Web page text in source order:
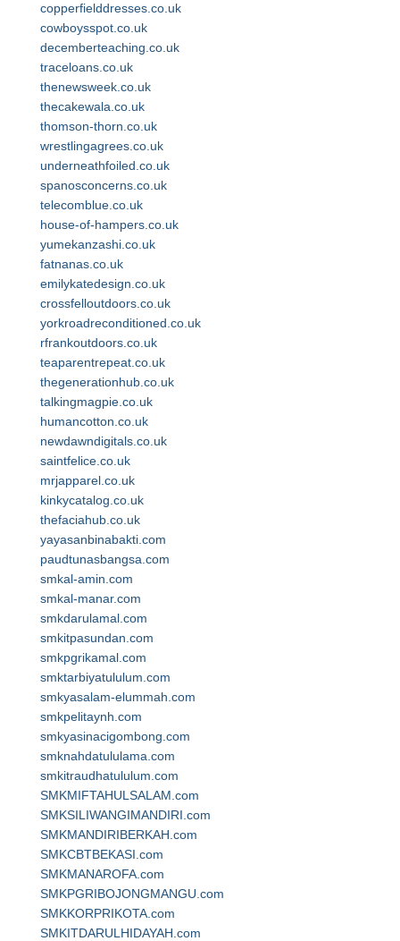
copperfielddresses.co.uk
cowboysspot.co.uk
decemberteaching.co.uk
traceloans.co.uk
thenewsweek.co.uk
thecakewala.co.uk
thomson-thorn.co.uk
wrestlingagrees.co.uk
underneathfoiled.co.uk
spanosconcerns.co.uk
telecomblue.co.uk
house-of-hampers.co.uk
yumekanzashi.co.uk
fatnanas.co.uk
emilykatedesign.co.uk
crossfelloutdoors.co.uk
yorkroadreconditioned.co.uk
rfrankoutdoors.co.uk
teaparentrepeat.co.uk
thegenerationhub.co.uk
talkingmagpie.co.uk
humancotton.co.uk
newdawndigitals.co.uk
saintfelice.co.uk
mrjapparel.co.uk
kinkycatalog.co.uk
thefaciahub.co.uk
yayasanbinabakti.com
paudtunasbangsa.com
smkal-amin.com
smkal-manar.com
smkdarulamal.com
smkitpasundan.com
smkpgrikamal.com
smktarbiyatululum.com
smkyasalam-elummah.com
smkpelitaynh.com
smkyasinacigombong.com
smknahdatululama.com
smkitraudhatululum.com
SMKMIFTAHULSALAM.com
SMKSILIWANGIMANDIRI.com
SMKMANDIRIBERKAH.com
SMKCBTBEKASI.com
SMKMANAROFA.com
SMKPGRIBOJONGMANGU.com
SMKKORPRIKOTA.com
SMKITDARULHIDAYAH.com